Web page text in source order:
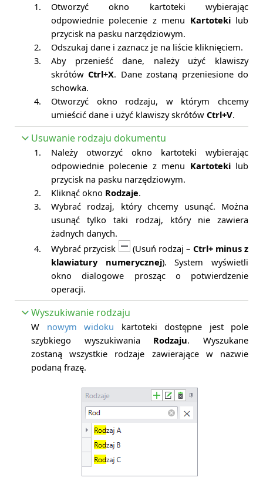
1.
Otworzyć okno kartoteki wybierając
odpowiednie polecenie z menu Kartotekilub
przycisk na pasku narzędziowym.
2.
Odszukaj dane i zaznacz je na liście kliknięciem.
3.
Aby przenieść dane, należy użyć klawiszy
skrótówCtrl+X. Dane zostaną przeniesione do
schowka.
4.
Otworzyć okno rodzaju, w którym chcemy
umieścić dane i użyć klawiszy skrótów Ctrl+V.
Usuwanie rodzaju dokumentu
1.
Należy otworzyć okno kartoteki wybierając
odpowiednie polecenie z menu Kartotekilub
przycisk na pasku narzędziowym.
2.
Kliknąć okno Rodzaje.
3.
Wybrać rodzaj, który chcemy usunąć. Można
usunąć tylko taki rodzaj, który nie zawiera
żadnych danych.
4.
Wybrać przycisk (Usuń rodzaj – Ctrl+ minus z
klawiatury numerycznej). System wyświetli
okno dialogowe prosząc o potwierdzenie
operacji.
Wyszukiwanie rodzaju
W nowym widoku kartoteki dostępne jest pole
szybkiego wyszukiwania Rodzaju. Wyszukane
zostaną wszystkie rodzaje zawierające w nazwie
podaną frazę.